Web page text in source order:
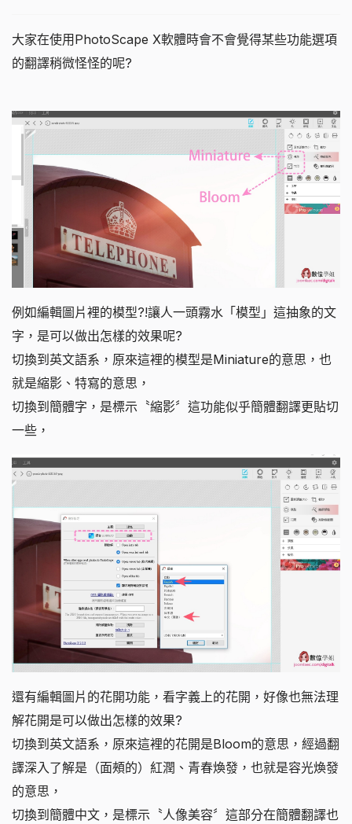
大家在使用PhotoScape X軟體時會不會覺得某些功能選項
的翻譯稍微怪怪的呢?
例如編輯圖片裡的模型?!讓人一頭霧水「模型」這抽象的文
字，是可以做出怎樣的效果呢?
切換到英文語系，原來這裡的模型是Miniature的意思，也
就是縮影、特寫的意思，
切換到簡體字，是標示〝縮影〞這功能似乎簡體翻譯更貼切
一些，
還有編輯圖片的花開功能，看字義上的花開，好像也無法理
解花開是可以做出怎樣的效果?
切換到英文語系，原來這裡的花開是Bloom的意思，經過翻
譯深入了解是（面頰的）紅潤、青春煥發，也就是容光煥發
的意思，
切換到簡體中文，是標示〝人像美容〞這部分在簡體翻譯也